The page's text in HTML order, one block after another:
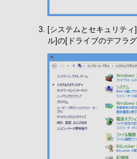
[システムとセキュリテ
ル]の[ドライブのデフラ